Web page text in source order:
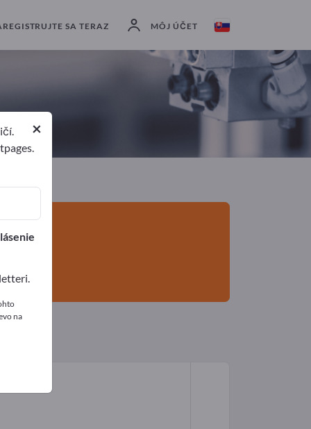
SA TERAZ MÔJ ÚČET
Výrobcovia4 Distribútorov
×
na